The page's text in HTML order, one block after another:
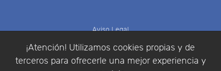
¡Atención! Utilizamos cookies propias y de
terceros para ofrecerle una mejor experiencia y
Aviso Legal
Política de Privacidad
Condiciones de compra